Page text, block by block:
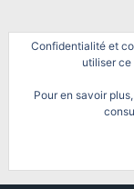
Confidentialité et
utiliser
Pour en savoir